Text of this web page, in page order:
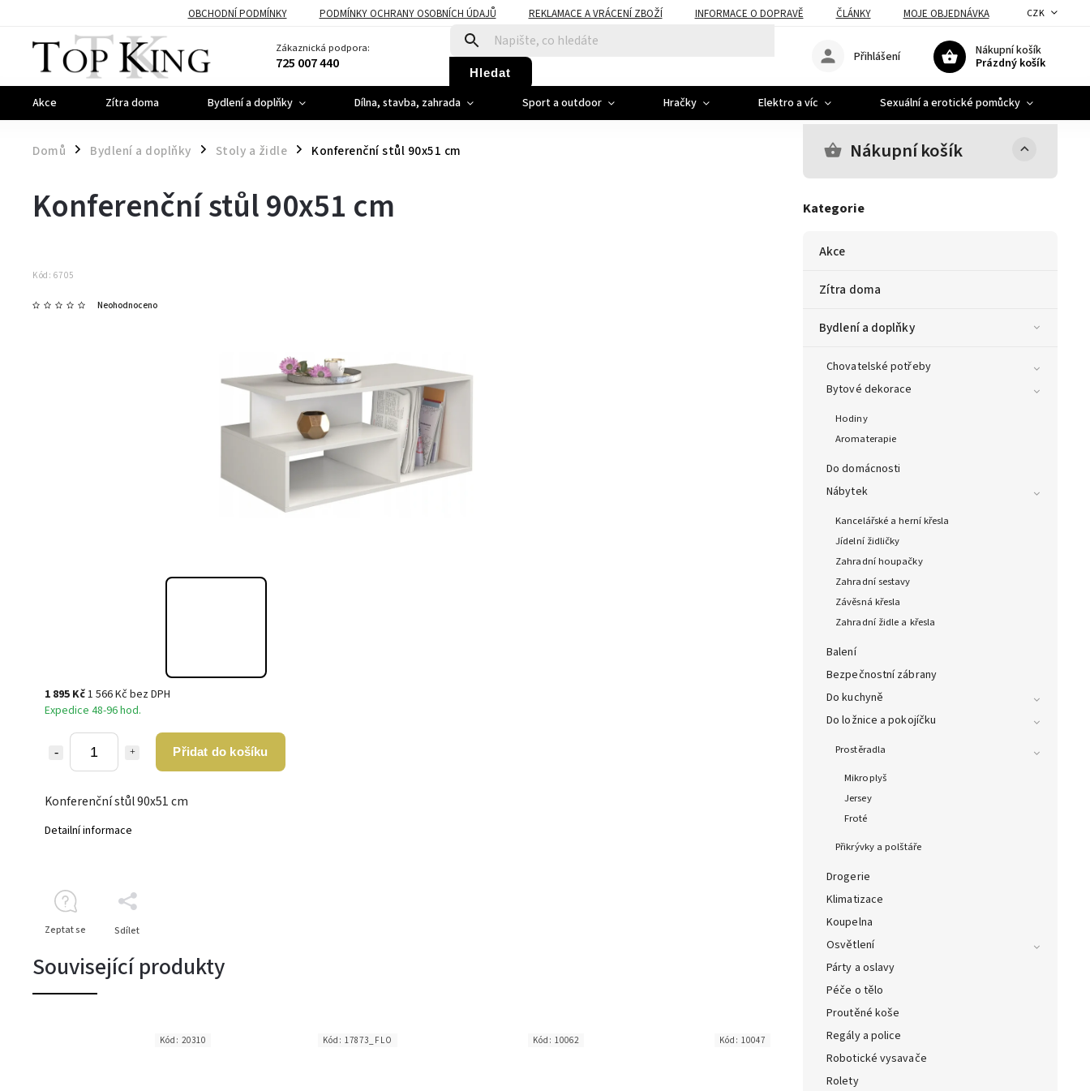
OBCHODNÍ PODMÍNKY PODMÍNKY OCHRANY OSOBNÍCH ÚDAJŮ REKLAMACE A VRÁCENÍ ZBOŽÍ INFORMACE O DOPRAVĚ ČLÁNKY MOJE OBJEDNÁVKA CZK
Zákaznická podpora:
725 007 440 Hledat
Nákupní košík
Prázdný košík
Přihlášení
Akce Zítra doma Bydlení a doplňky Dílna, stavba, zahrada Sport a outdoor Hračky Elektro a víc Sexuální a erotické pomůcky
Domů / Bydlení a doplňky / Stoly a židle / Konferenční stůl 90x51 cm Nákupní košík
Kategorie
Akce
Zítra doma
Bydlení a doplňky
Chovatelské potřeby
Bytové dekorace
Hodiny
Aromaterapie
Do domácnosti
Nábytek
Kancelářské a herní křesla
Jídelní židličky
Zahradní houpačky
Zahradní sestavy
Závěsná křesla
Zahradní židle a křesla
Balení
Bezpečnostní zábrany
Do kuchyně
Do ložnice a pokojíčku
Prostěradla
Mikroplyš
Jersey
Froté
Přikrývky a polštáře
Drogerie
Klimatizace
Koupelna
Osvětlení
Párty a oslavy
Péče o tělo
Proutěné koše
Regály a police
Robotické vysavače
Rolety
Konferenční stůl 90x51 cm
Kód: 6705
Neohodnoceno
1 895 Kč1 566 Kč bez DPH
Expedice 48-96 hod.
Přidat do košíku
Konferenční stůl 90x51 cm
Detailní informace
Zeptat se Sdílet
Související produkty
Kód: 20310 Kód: 17873_FLO Kód: 10062 Kód: 10047